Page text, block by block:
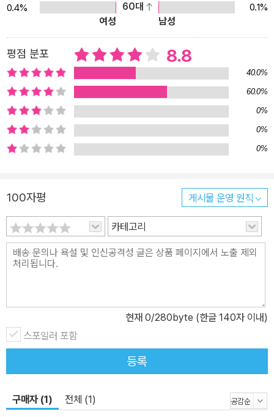
판화 작업을 통해 늑대의 차가운 이미지와,이야기 속에 담긴 따뜻하
고 귀여 운 분위기룰 한충 잘 살렸다.세밀하게 표현한 늑대의 북슬북
솔한 털,이야기의 단순 구조만큼이나 간결하 고 단순하게 표현한 숲
속 장면과 그 밖의 동물 친구들.작업올 한 염혜원 씨는 대학에서 서양
화틀 공부하고 대학원에서 판화를 전공했다.작업의 재료는 작품의 표
현 방식을 정하는 주요한 기준 중 하나.에칭의 기법으로 바보스럽고
멍청한 표정과 사나운 외모를 가진 늑대의 이중 표정을 재미있게 표
현했다. 저자소개글쓴0| 안 로카르프랑스에서 태어나 심려학과 사회
학올 공부했다.음악가 아들을 네 명이나 둔 그녀는 연극 대본도 쓰고
빨이 아픈 흡렬귀』,『휘파람올 세 번 분 늑 대』,『한 번도 바다를 본 적
이 없는 늑대』둥 수십여 권의 동화들이 있다. 그린0| 염혜원서울대에
서 서양화를 전공하고,지금은 같은 대학원에서 판화률 공부하고 있
다.2001년 현대판화가협회전에 서 우수상올 받았다. 옮긴0| 김현주1
969년 경북 안동에서 태어나 서울대에서 붙문학올 공부하고 벨기에
0.4%
60대
0.1%
여성
남성
평점 분포 8.8
40.0%
60.0%
0%
0%
0%
100자평 게시물 운영 원칙
카테고리
현재 0/280byte (한글 140자 이내)
스포일러 포함
등록
구매자 (1) 전체 (1)